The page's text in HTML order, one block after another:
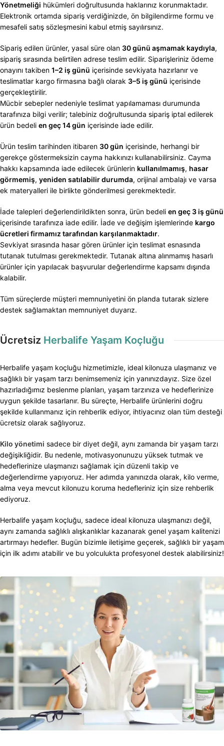
Yönetmeliği hükümleri doğrultusunda haklarınız korunmaktadır.
Elektronik ortamda sipariş verdiğinizde, ön bilgilendirme formu ve
mesafeli satış sözleşmesini kabul etmiş sayılırsınız.
Sipariş edilen ürünler, yasal süre olan 30 günü aşmamak kaydıyla,
sipariş sırasında belirtilen adrese teslim edilir. Siparişleriniz ödeme
onayını takiben 1–2 iş günü içerisinde sevkiyata hazırlanır ve
teslimatlar kargo firmasına bağlı olarak 3–5 iş günü içerisinde
gerçekleştirilir.
Mücbir sebepler nedeniyle teslimat yapılamaması durumunda
tarafınıza bilgi verilir; talebiniz doğrultusunda sipariş iptal edilerek
ürün bedeli en geç 14 gün içerisinde iade edilir.
Ürün teslim tarihinden itibaren 30 gün içerisinde, herhangi bir
gerekçe göstermeksizin cayma hakkınızı kullanabilirsiniz. Cayma
hakkı kapsamında iade edilecek ürünlerin kullanılmamış, hasar
görmemiş, yeniden satılabilir durumda, orijinal ambalajı ve varsa
ek materyalleri ile birlikte gönderilmesi gerekmektedir.
İade talepleri değerlendirildikten sonra, ürün bedeli en geç 3 iş günü
içerisinde tarafınıza iade edilir. İade ve değişim işlemlerinde kargo
ücretleri firmamız tarafından karşılanmaktadır.
Sevkiyat sırasında hasar gören ürünler için teslimat esnasında
tutanak tutulması gerekmektedir. Tutanak altına alınmamış hasarlı
ürünler için yapılacak başvurular değerlendirme kapsamı dışında
kalabilir.
Tüm süreçlerde müşteri memnuniyetini ön planda tutarak sizlere
destek sağlamaktan memnuniyet duyarız.
Ücretsiz Herbalife Yaşam Koçluğu
Herbalife yaşam koçluğu hizmetimizle, ideal kilonuza ulaşmanız ve
sağlıklı bir yaşam tarzı benimsemeniz için yanınızdayız. Size özel
hazırladığımız beslenme planları, yaşam tarzınıza ve hedeflerinize
uygun şekilde tasarlanır. Bu süreçte, Herbalife ürünlerini doğru
şekilde kullanmanız için rehberlik ediyor, ihtiyacınız olan tüm desteği
ücretsiz olarak sağlıyoruz.
Kilo yönetimi sadece bir diyet değil, aynı zamanda bir yaşam tarzı
değişikliğidir. Bu nedenle, motivasyonunuzu yüksek tutmak ve
hedeflerinize ulaşmanızı sağlamak için düzenli takip ve
değerlendirme yapıyoruz. Her adımda yanınızda olarak, kilo verme,
alma veya mevcut kilonuzu koruma hedefleriniz için size rehberlik
ediyoruz.
Herbalife yaşam koçluğu, sadece ideal kilonuza ulaşmanızı değil,
aynı zamanda sağlıklı alışkanlıklar kazanarak genel yaşam kalitenizi
artırmayı hedefler. Bugün bizimle iletişime geçerek, sağlıklı bir yaşam
için ilk adımı atabilir ve bu yolculukta profesyonel destek alabilirsiniz!